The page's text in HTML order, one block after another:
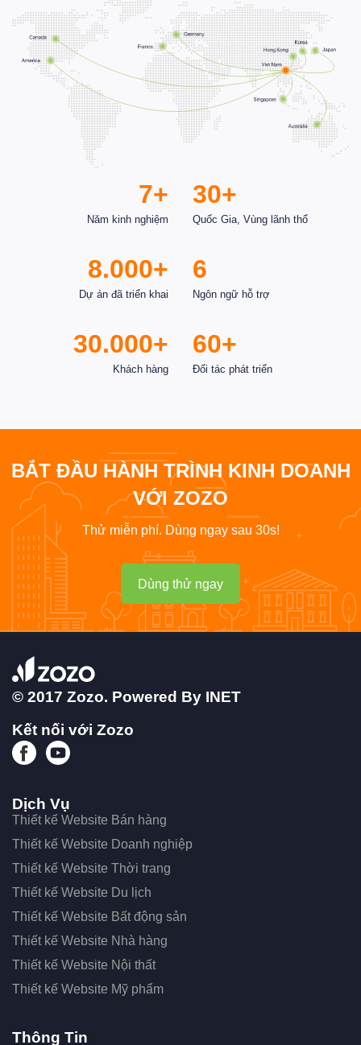
7+
Năm kinh nghiệm
8.000+
Dự án đã triển khai
30.000+
Khách hàng
30+
Quốc Gia, Vùng lãnh thổ
6
Ngôn ngữ hỗ trợ
60+
Đối tác phát triển
BẮT ĐẦU HÀNH TRÌNH KINH DOANH
VỚI ZOZO
Thử miễn phí. Dùng ngay sau 30s!
Dùng thử ngay
© 2017 Zozo. Powered By INET
Kết nối với Zozo
Dịch Vụ
Thiết kế Website Bán hàng
Thiết kế Website Doanh nghiệp
Thiết kế Website Thời trang
Thiết kế Website Du lịch
Thiết kế Website Bất động sản
Thiết kế Website Nhà hàng
Thiết kế Website Nội thất
Thiết kế Website Mỹ phẩm
Thông Tin